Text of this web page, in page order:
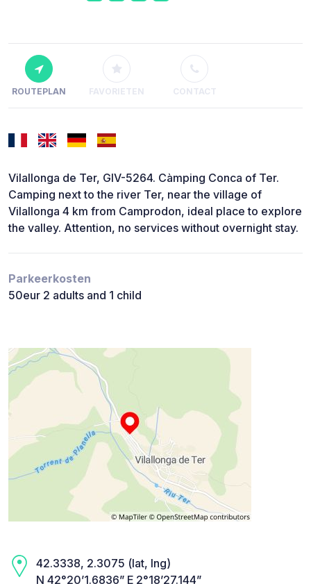
ROUTEPLAN FAVORIETEN CONTACT
Vilallonga de Ter, GIV-5264. Càmping Conca of Ter.
Camping next to the river Ter, near the village of
Vilallonga 4 km from Camprodon, ideal place to explore
the valley. Attention, no services without overnight stay.
Parkeerkosten
50eur 2 adults and 1 child
42.3338, 2.3075 (lat, lng)
N 42°20’1.6836” E 2°18’27.144”